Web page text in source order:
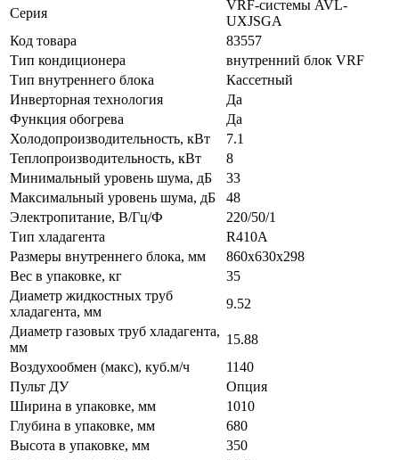
Серия
VRF-системы AVL-
UXJSGA
Код товара
83557
Тип кондиционера
внутренний блок VRF
Тип внутреннего блока
Кассетный
Инверторная технология
Да
Функция обогрева
Да
Холодопроизводительность, кВт
7.1
Теплопроизводительность, кВт
8
Минимальный уровень шума, дБ
33
Максимальный уровень шума, дБ
48
Электропитание, В/Гц/Ф
220/50/1
Тип хладагента
R410A
Размеры внутреннего блока, мм
860x630x298
Вес в упаковке, кг
35
Диаметр жидкостных труб
хладагента, мм
9.52
Диаметр газовых труб хладагента,
мм
15.88
Воздухообмен (макс), куб.м/ч
1140
Пульт ДУ
Опция
Ширина в упаковке, мм
1010
Глубина в упаковке, мм
680
Высота в упаковке, мм
350